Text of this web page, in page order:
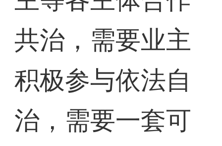
共治，需要业主
积极参与依法自
治，需要一套可